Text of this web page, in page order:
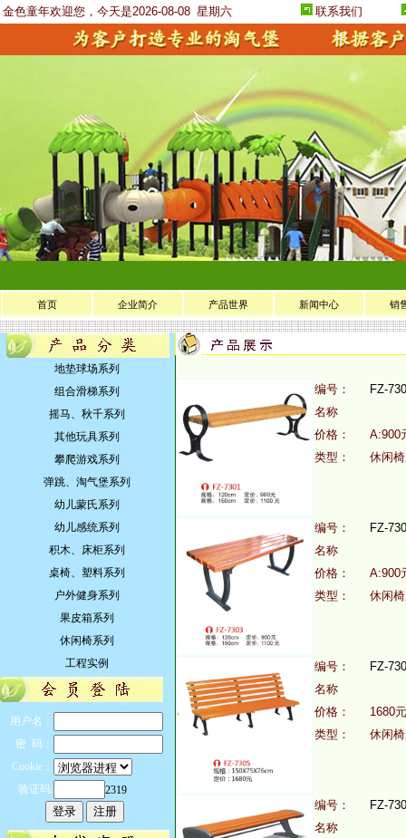
金色童年欢迎您，今天是2026-08-08 星期六 联系我们
首页 企业简介 产品世界 新闻中心 销
地垫球场系列
组合滑梯系列
摇马、秋千系列
其他玩具系列
攀爬游戏系列
弹跳、淘气堡系列
幼儿蒙氏系列
幼儿感统系列
积木、床柜系列
桌椅、塑料系列
户外健身系列
果皮箱系列
休闲椅系列
工程实例
用户名：
密 码：
Cookie：
验证码:
2319
编号：
FZ-
名称
价格：
A:900
类型：
休闲
编号：
FZ-
名称
价格：
A:900
类型：
休闲
编号：
FZ-
名称
价格：
1680元
类型：
休闲
编号：
FZ-
名称